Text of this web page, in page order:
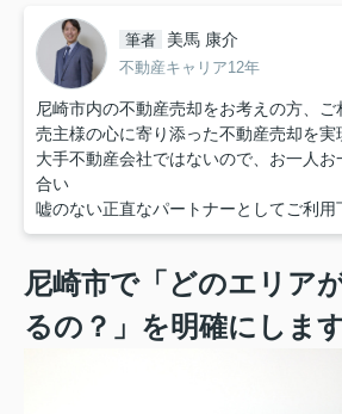
筆者 美馬 康介
不動産キャリア12年
尼崎市内の不動産売却をお考えの方、ご
売主様の心に寄り添った不動産売却を実
大手不動産会社ではないので、お一人お
合い
嘘のない正直なパートナーとしてご利用
尼崎市で「どのエリア
るの？」を明確にしま